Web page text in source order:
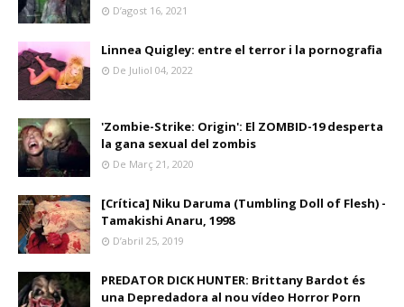
D’agost 16, 2021
Linnea Quigley: entre el terror i la pornografia
De Juliol 04, 2022
'Zombie-Strike: Origin': El ZOMBID-19 desperta
la gana sexual del zombis
De Març 21, 2020
[Crítica] Niku Daruma (Tumbling Doll of Flesh) -
Tamakishi Anaru, 1998
D’abril 25, 2019
PREDATOR DICK HUNTER: Brittany Bardot és
una Depredadora al nou vídeo Horror Porn